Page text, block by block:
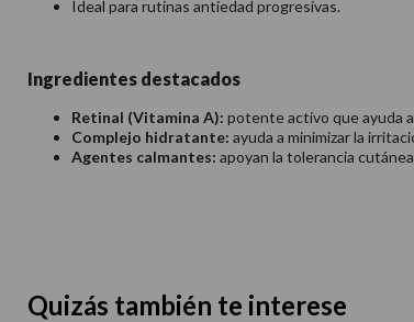
Ideal para rutinas antiedad progresivas.
Ingredientes destacados
Retinal (Vitamina A): potente activo que ayuda
Complejo hidratante: ayuda a minimizar la
Agentes calmantes: apoyan la tolerancia
Quizás también te interese